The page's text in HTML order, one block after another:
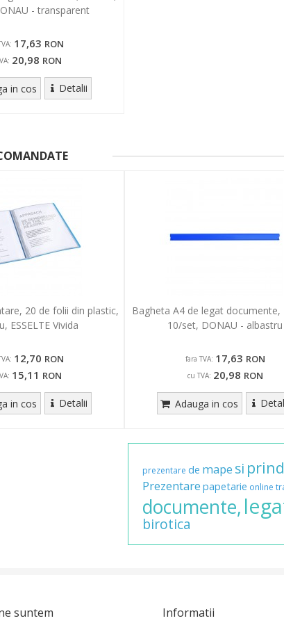
- transparent
17,63 RON
20,98 RON
in cos Detalii
20 de folii din plastic,
ESSELTE Vivida
12,70 RON
15,11 RON
in cos Detalii
Bagheta A4 de legat documente,
10/set, DONAU - albastru
fara TVA: 17,63 RON
cu TVA: 20,98 RON
Adauga in cos
prezentare de mape si
Prezentare papetarie online
documente,
birotica
suntem Informatii